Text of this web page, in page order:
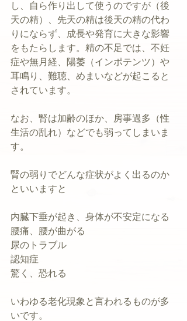
し、自ら作り出して使うのですが（後
天の精）、先天の精は後天の精の代わ
りにならず、成長や発育に大きな影響
をもたらします。精の不足では、不妊
症や無月経、陽萎（インポテンツ）や
耳鳴り、難聴、めまいなどが起こると
されています。
なお、腎は加齢のほか、房事過多（性
生活の乱れ）などでも弱ってしまいま
す。
腎の弱りでどんな症状がよく出るのか
といいますと
内臓下垂が起き、身体が不安定になる
腰痛、腰が曲がる
尿のトラブル
認知症
驚く、恐れる
いわゆる老化現象と言われるものが多
いです。